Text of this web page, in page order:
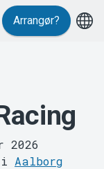
Arrangør?
2026
i Aalborg